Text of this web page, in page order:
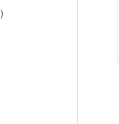
10